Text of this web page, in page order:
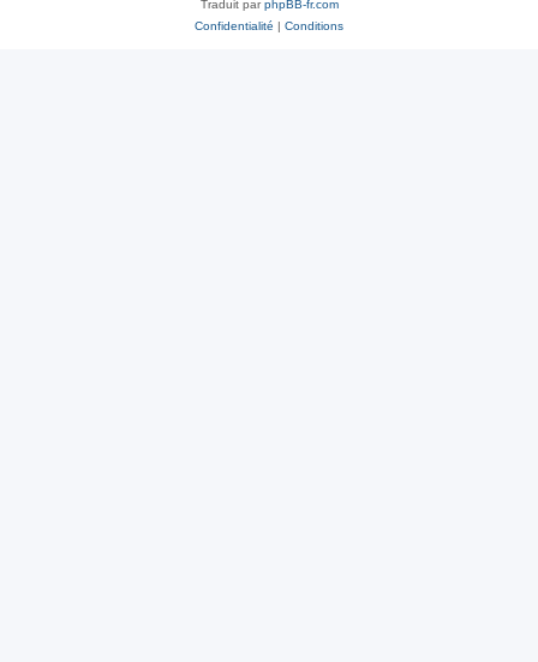
Traduit parphpBB-fr.com
Confidentialité | Conditions